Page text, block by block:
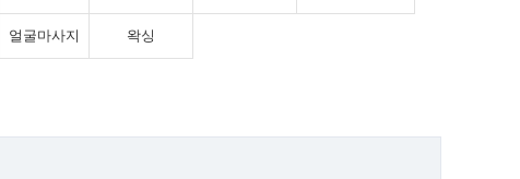
얼굴마사지 왁싱